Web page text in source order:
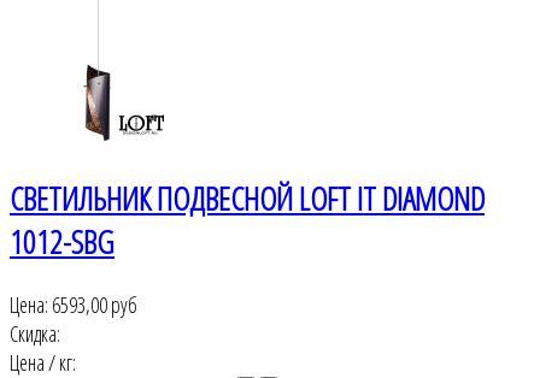
СВЕТИЛЬНИК ПОДВЕСНОЙ LOFT IT DIAMOND
1012-SBG
Цена: 6593,00 руб
Скидка:
Цена / кг: